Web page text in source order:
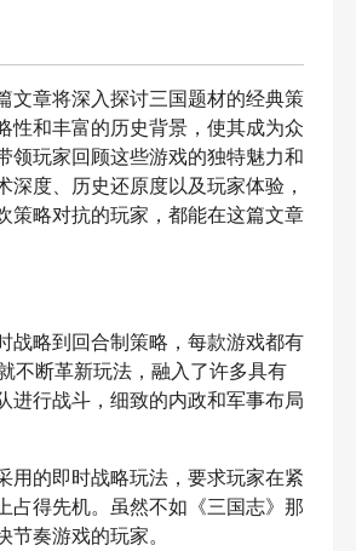
文章将深入探讨三国题材的经典策
性和丰富的历史背景，使其成为众
领玩家回顾这些游戏的独特魅力和
度、历史还原度以及玩家体验，
策略对抗的玩家，都能在这篇文章
战略到回合制策略，每款游戏都有
不断革新玩法，融入了许多具有
进行战斗，细致的内政和军事布局
用的即时战略玩法，要求玩家在紧
占得先机。虽然不如《三国志》那
奏游戏的玩家。